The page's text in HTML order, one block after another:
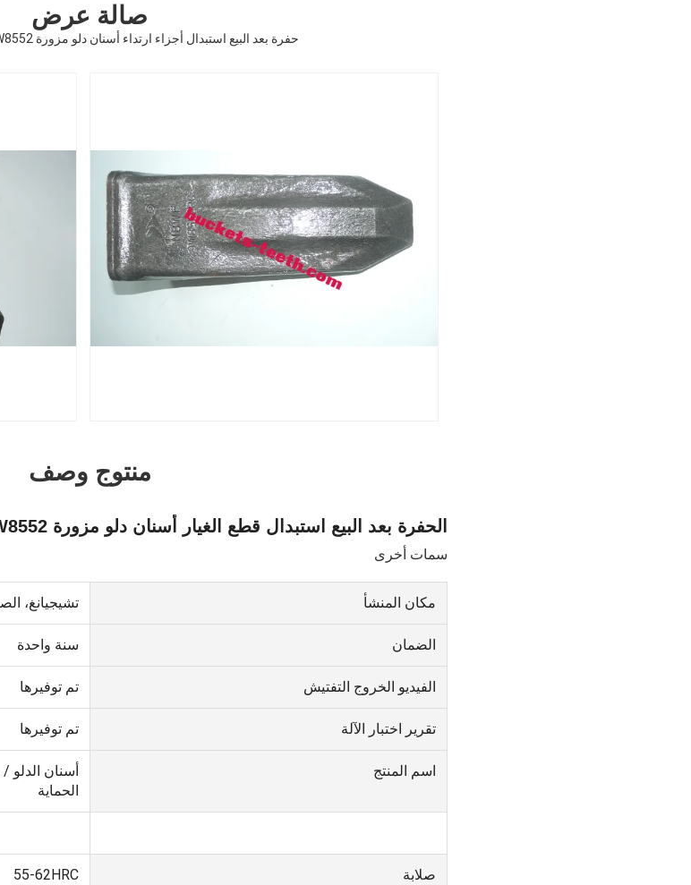
صالة عرض
حفرة بعد البيع استبدال أجزاء ارتداء أسنان دلو مزورة 1U3552/9W8552 للكات 345
منتوج وصف
الحفرة بعد البيع استبدال قطع الغيار أسنان دلو مزورة 1U3552 / 9W8552 ل 345/E350
سمات أخرى
مكان المنشأ تشيجيانغ،
الضمان سنة واحدة
الفيديو الخروج التفتيش تم توفيرها
تقرير اختبار الآلة تم توفيرها
اسم المنتج
أسنان الدلو
الحماية
صلابة 55-62HRC